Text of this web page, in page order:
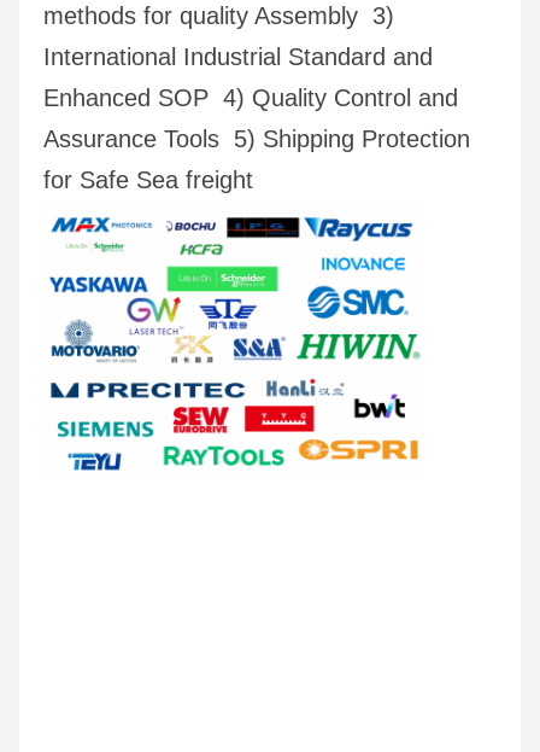
methods for quality Assembly  3)
International Industrial Standard and
Enhanced SOP  4) Quality Control and
Assurance Tools  5) Shipping Protection
for Safe Sea freight